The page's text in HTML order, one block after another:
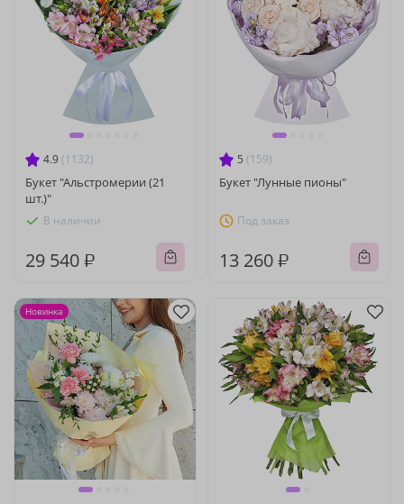
4.9 (1132)
Букет "Альстромерии (21
шт.)"
В наличии
29 540 ₽
5 (159)
Букет "Лунные пионы"
Под заказ
13 260 ₽
Новинка